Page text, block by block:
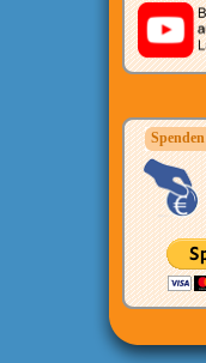
Spenden